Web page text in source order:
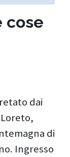
cose
dai
di
Ingresso